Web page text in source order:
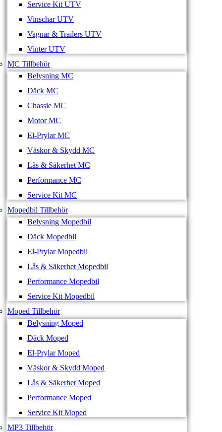
Service Kit UTV
Vinschar UTV
Vagnar & Trailers UTV
Vinter UTV
MC Tillbehör
Belysning MC
Däck MC
Chassie MC
Motor MC
El-Prylar MC
Väskor & Skydd MC
Lås & Säkerhet MC
Performance MC
Service Kit MC
Mopedbil Tillbehör
Belysning Mopedbil
Däck Mopedbil
El-Prylar Mopedbil
Lås & Säkerhet Mopedbil
Performance Mopedbil
Service Kit Mopedbil
Moped Tillbehör
Belysning Moped
Däck Moped
El-Prylar Moped
Väskor & Skydd Moped
Lås & Säkerhet Moped
Performance Moped
Service Kit Moped
MP3 Tillbehör